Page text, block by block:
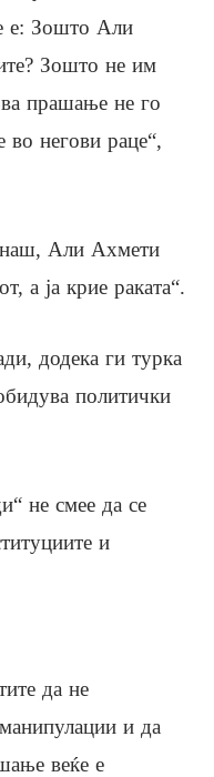
е: Зошто Али
Зошто не им
прашање не го
во негови раце“,
Али Ахмети
а ја крие раката“.
додека ги турка
политички
не смее да се
и
да не
и да
веќе е